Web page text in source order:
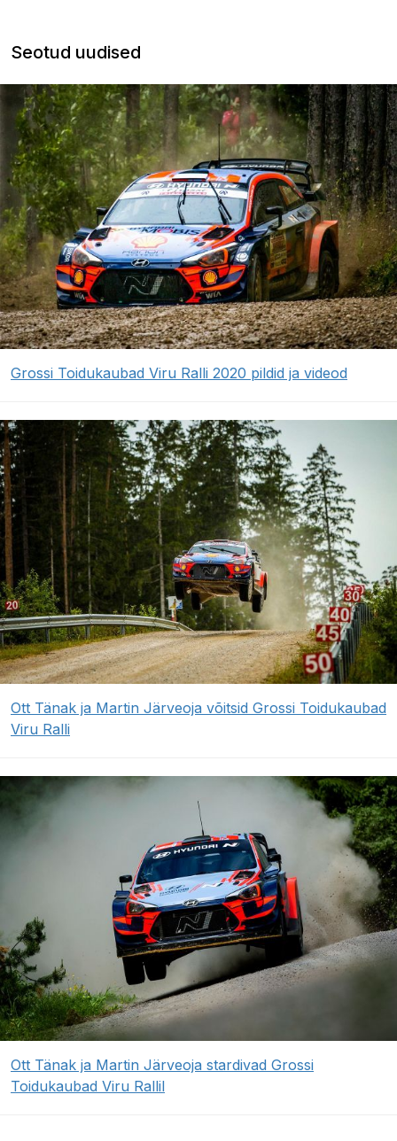
Seotud uudised
Grossi Toidukaubad Viru Ralli 2020 pildid ja videod
Ott Tänak ja Martin Järveoja võitsid Grossi Toidukaubad
Viru Ralli
Ott Tänak ja Martin Järveoja stardivad Grossi
Toidukaubad Viru Rallil